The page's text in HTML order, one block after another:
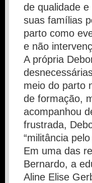
de qualidade
suas famílias
parto como
e não
A própria
meio do parto
de formação,
acompanhou
frustrada,
“militância
Em uma das
Bernardo, a
Aline Elise